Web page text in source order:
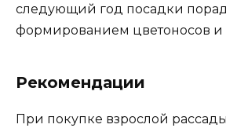
следующий год посадки
формированием цветоносов и
Рекомендации
При покупке взрослой